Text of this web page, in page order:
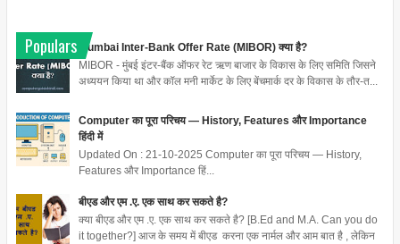
Populars
Mumbai Inter-Bank Offer Rate (MIBOR) क्या है?
MIBOR - मुंबई इंटर-बैंक ऑफर रेट ऋण बाजार के विकास के लिए समिति जिसने
अध्ययन किया था और कॉल मनी मार्केट के लिए बेंचमार्क दर के विकास के तौर-त...
Computer का पूरा परिचय — History, Features और Importance
हिंदी में
Updated On : 21-10-2025 Computer का पूरा परिचय — History,
Features और Importance हिं...
बीएड और एम .ए. एक साथ कर सकते है?
क्या बीएड और एम .ए. एक साथ कर सकते है? [B.Ed and M.A. Can you do
it together?] आज के समय में बीएड करना एक नार्मल और आम बात है , लेकिन